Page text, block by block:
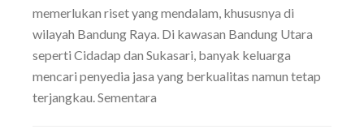
memerlukan riset yang mendalam, khususnya di
wilayah Bandung Raya. Di kawasan Bandung Utara
seperti Cidadap dan Sukasari, banyak keluarga
mencari penyedia jasa yang berkualitas namun tetap
terjangkau. Sementara